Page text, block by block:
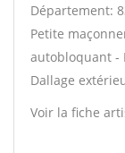
Département:
Petite
autobloquant -
Dallage
Voir la fiche